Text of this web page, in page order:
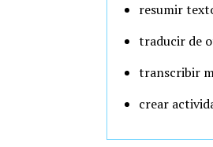
resumir
traducir de
transcribir
crear